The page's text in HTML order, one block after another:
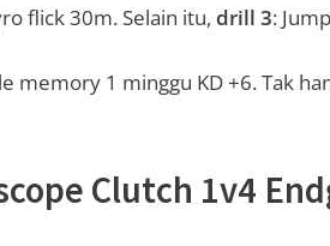
flick 30m. Selain itu, drill 3:
memory 1 minggu KD +6. Tak
Clutch 1v4